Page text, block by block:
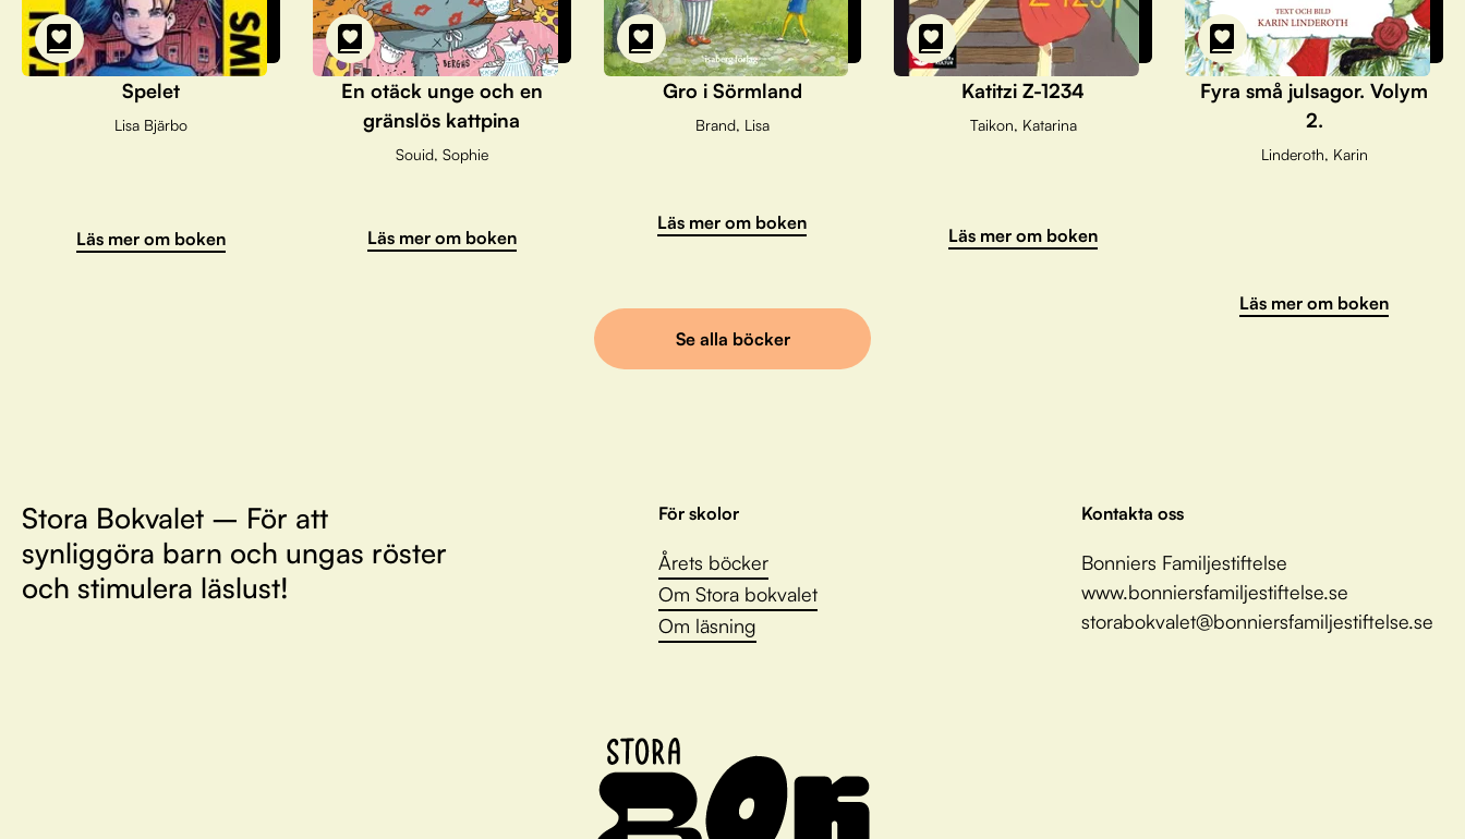
Spelet
Lisa Bjärbo
Läs mer om boken
En otäck unge och en
gränslös kattpina
Souid, Sophie
Läs mer om boken
Gro i Sörmland
Brand, Lisa
Läs mer om boken
Katitzi Z-1234
Taikon, Katarina
Läs mer om boken
Fyra små julsagor. Volym
2.
Linderoth, Karin
Läs mer om boken
Se alla böcker
Stora Bokvalet – För att
synliggöra barn och ungas röster
och stimulera läslust!
För skolor
Årets böcker
Om Stora bokvalet
Om läsning
Kontakta oss
Bonniers Familjestiftelse
www.bonniersfamiljestiftelse.se
storabokvalet@bonniersfamiljestiftelse.se